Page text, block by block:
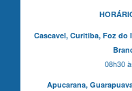
Cascavel, Curitiba,Foz do
08h30
Apucarana,